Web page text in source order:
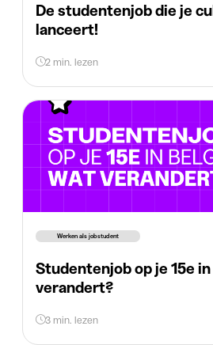
De studentenjob die je
lanceert!
2 min. lezen
Werken als jobstudent
Studentenjob op je 15e
verandert?
3 min. lezen